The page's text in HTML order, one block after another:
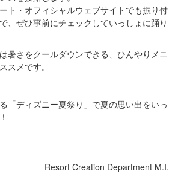
ト・オフィシャルウェブサイトでも振り付
、ぜひ事前にチェックしていっしょに踊り
暑さをクールダウンできる、ひんやりメニ
スメです。
「ディズニー夏祭り」で夏の思い出をいっ
Resort Creation Department M.I.